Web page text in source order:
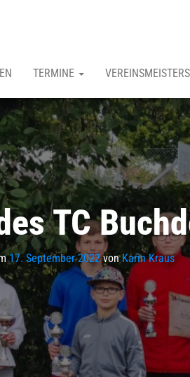
TERMINE
TC
17. September 2022vonKarin Kraus